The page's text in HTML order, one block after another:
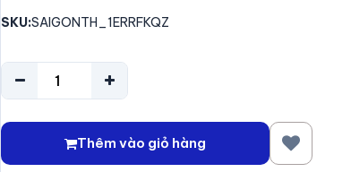
SKU:SAIGONTH_1ERRFKQZ
Thêm vào giỏ hàng